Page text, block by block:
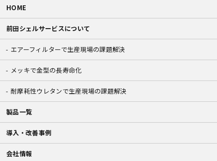
HOME
前田シェルサービスについて
エアーフィルターで生産現場の課題解決
メッキで金型の長寿命化
耐摩耗性ウレタンで生産現場の課題解決
製品一覧
導入・改善事例
会社情報